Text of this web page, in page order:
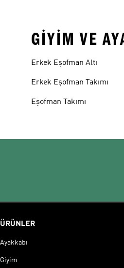
GIYIM VE
Erkek Eşofman Altı
Erkek Eşofman Takımı
Eşofman Takımı
ÜRÜNLER
Ayakkabı
Giyim